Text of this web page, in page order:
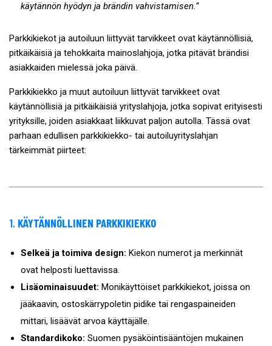
käytännön hyödyn ja brändin vahvistamisen.”
Parkkikiekot ja autoiluun liittyvät tarvikkeet ovat käytännöllisiä,
pitkäikäisiä ja tehokkaita mainoslahjoja, jotka pitävät brändisi
asiakkaiden mielessä joka päivä.
Parkkikiekko ja muut autoiluun liittyvät tarvikkeet ovat
käytännöllisiä ja pitkäikäisiä yrityslahjoja, jotka sopivat erityisesti
yrityksille, joiden asiakkaat liikkuvat paljon autolla. Tässä ovat
parhaan edullisen parkkikiekko- tai autoiluyrityslahjan
tärkeimmät piirteet:
1. KÄYTÄNNÖLLINEN PARKKIKIEKKO
Selkeä ja toimiva design: Kiekon numerot ja merkinnät
ovat helposti luettavissa.
Lisäominaisuudet: Monikäyttöiset parkkikiekot, joissa on
jääkaavin, ostoskärrypoletin pidike tai rengaspaineiden
mittari, lisäävät arvoa käyttäjälle.
Standardikoko: Suomen pysäköintisääntöjen mukainen